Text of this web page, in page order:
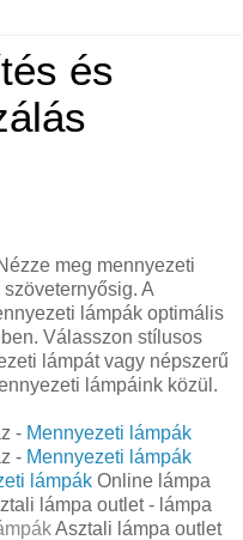
és
meg mennyezeti
A
lámpák optimális
Válasszon stílusos
lámpát vagy népszerű
lámpáink közül.
- Mennyezeti lámpák
- Mennyezeti lámpák
lámpák Online lámpa
lámpa outlet - lámpa
Asztali lámpa outlet